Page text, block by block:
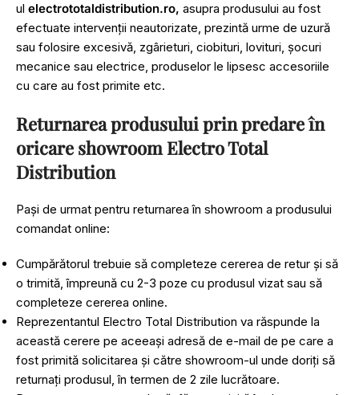
ul electrototaldistribution.ro, asupra produsului au fost
efectuate intervenții neautorizate, prezintă urme de uzură
sau folosire excesivă, zgârieturi, ciobituri, lovituri, șocuri
mecanice sau electrice, produselor le lipsesc accesoriile
cu care au fost primite etc.
Returnarea produsului prin predare în
oricare showroom Electro Total
Distribution
Pași de urmat pentru returnarea în showroom a produsului
comandat online:
Cumpărătorul trebuie să completeze cererea de retur și să
o trimită, împreună cu 2-3 poze cu produsul vizat sau să
completeze cererea online.
Reprezentantul Electro Total Distribution va răspunde la
această cerere pe aceeași adresă de e-mail de pe care a
fost primită solicitarea și către showroom-ul unde doriți să
returnați produsul, în termen de 2 zile lucrătoare.